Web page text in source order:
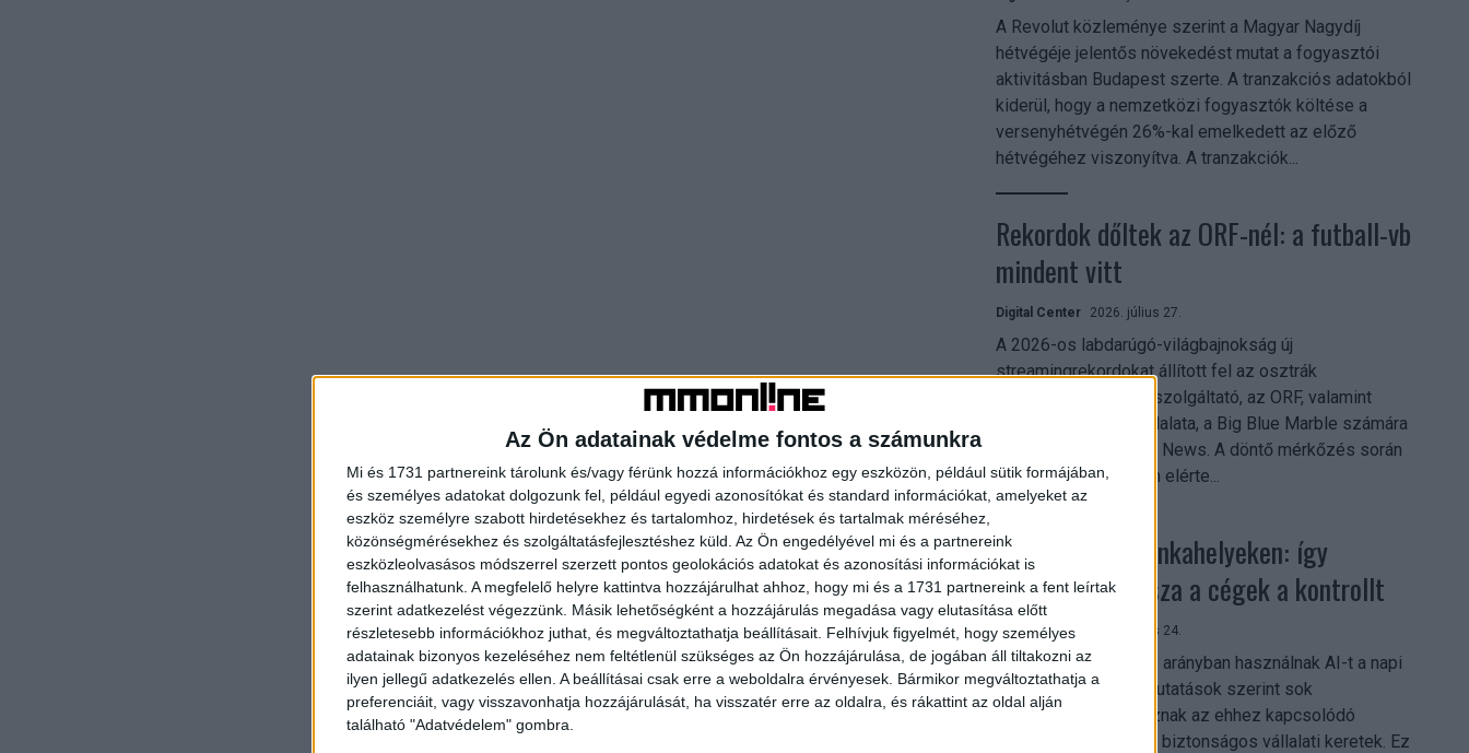
Az Ön adatainak védelme fontos a számunkra
Mi és 1731 partnereink tárolunk és/vagy férünk hozzá információkhoz egy eszközön, például sütik formájában,
és személyes adatokat dolgozunk fel, például egyedi azonosítókat és standard információkat, amelyeket az
eszköz személyre szabott hirdetésekhez és tartalomhoz, hirdetések és tartalmak méréséhez,
közönségmérésekhez és szolgáltatásfejlesztéshez küld. Az Ön engedélyével mi és a partnereink
eszközleolvasásos módszerrel szerzett pontos geolokációs adatokat és azonosítási információkat is
felhasználhatunk. A megfelelő helyre kattintva hozzájárulhat ahhoz, hogy mi és a 1731 partnereink a fent leírtak
szerint adatkezelést végezzünk. Másik lehetőségként a hozzájárulás megadása vagy elutasítása előtt
részletesebb információkhoz juthat, és megváltoztathatja beállításait. Felhívjuk figyelmét, hogy személyes
adatainak bizonyos kezeléséhez nem feltétlenül szükséges az Ön hozzájárulása, de jogában áll tiltakozni az
ilyen jellegű adatkezelés ellen. A beállításai csak erre a weboldalra érvényesek. Bármikor megváltoztathatja a
preferenciáit, vagy visszavonhatja hozzájárulását, ha visszatér erre az oldalra, és rákattint az oldal alján
található "Adatvédelem" gombra.
A Revolut közleménye szerint a Magyar Nagydíj
hétvégéje jelentős növekedést mutat a fogyasztói
aktivitásban Budapest szerte. A tranzakciós adatokból
kiderül, hogy a nemzetközi fogyasztók költése a
versenyhétvégén 26%-kal emelkedett az előző
hétvégéhez viszonyítva. A tranzakciók...
Rekordok dőltek az ORF-nél: a futball-vb
mindent vitt
Digital Center 2026. július 27.
A 2026-os labdarúgó-világbajnokság új
streamingrekordokat állított fel az osztrák
közszolgálati műsorszolgáltató, az ORF, valamint
technológiai leányvállalata, a Big Blue Marble számára
– írja a Broadband TV News. A döntő mérkőzés során
az átlagos nézőszám elérte...
Shadow AI a munkahelyeken: így
szerezhetik vissza a cégek a kontrollt
Digital Center 2026. július 24.
A munkavállalók nagy arányban használnak AI-t a napi
munkában, ám friss kutatások szerint sok
szervezetnél hiányoznak az ehhez kapcsolódó
világos irányelvek és biztonságos vállalati keretek. Ez